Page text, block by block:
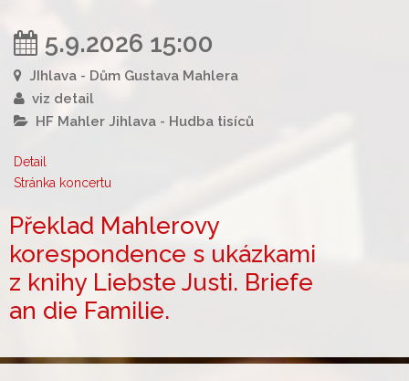
5.9.2026 15:00
JIhlava - Dům Gustava Mahlera
viz detail
HF Mahler Jihlava - Hudba tisíců
Detail
Stránka koncertu
Překlad Mahlerovy
korespondence s ukázkami
z knihy Liebste Justi. Briefe
an die Familie.